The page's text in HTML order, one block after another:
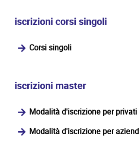
iscrizioni corsi singoli
Corsi singoli
iscrizioni master
Modalità d'iscrizione per privati
Modalità d'iscrizione per